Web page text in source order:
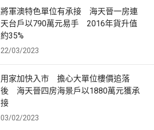
將軍澳特色單位有承接 海天晉一房連
天台戶以790萬元易手 2016年貨升值
約35%
22/03/2023
用家加快入市 擔心大單位樓價追落
後 海天晉四房海景戶以1880萬元獲承
接
03/02/2023